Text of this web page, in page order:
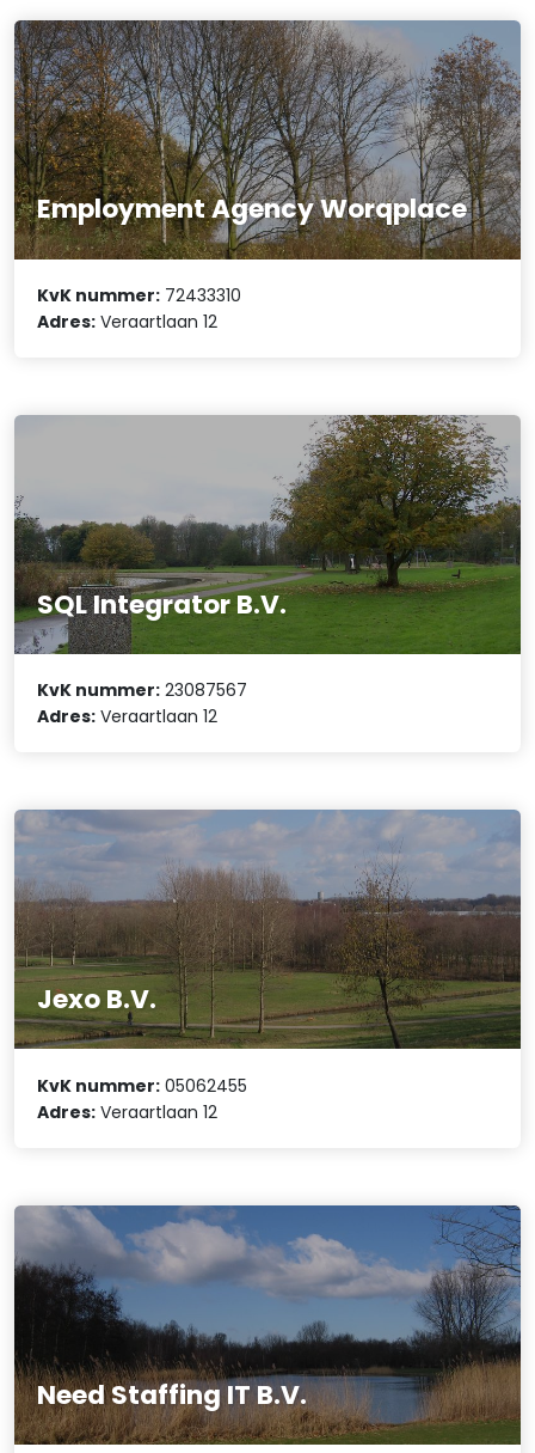
Employment Agency Worqplace
KvK nummer: 72433310
Adres: Veraartlaan 12
SQL Integrator B.V.
KvK nummer: 23087567
Adres: Veraartlaan 12
Jexo B.V.
KvK nummer: 05062455
Adres: Veraartlaan 12
Need Staffing IT B.V.